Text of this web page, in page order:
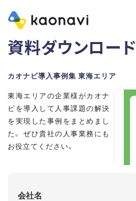
資料ダウンロード
カオナビ導入事例集 東海エリア
東海エリアの企業様がカオナ
ビを導入して人事課題の解決
を実現した事例をまとめまし
た。 ぜひ貴社の人事業務にも
お役立てください。
会社名